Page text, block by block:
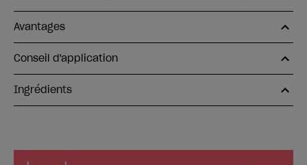
Avantages
Conseil d'application
Ingrédients